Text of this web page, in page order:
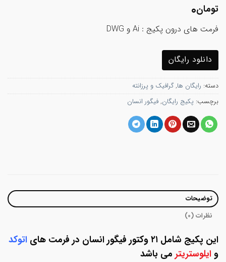
تومان0
فرمت های درون پکیج : Ai و DWG
دانلود رایگان
دسته: رایگان ها, گرافیک و پرزانته
برچسب: پکیج رایگان, فیگور انسان
توضیحات
نظرات (0)
این پکیج شامل ۲۱ وکتور فیگور انسان در فرمت های
اتوکد
و ایلوستریتر می باشد